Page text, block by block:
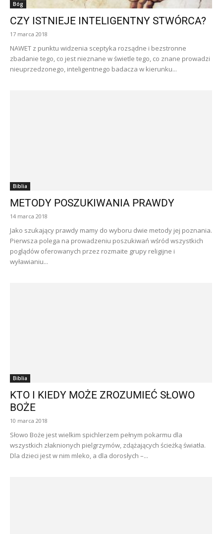
Bóg
CZY ISTNIEJE INTELIGENTNY STWÓRCA?
17 marca 2018
NAWET z punktu widzenia sceptyka rozsądne i bezstronne
zbadanie tego, co jest nieznane w świetle tego, co znane prowadzi
nieuprzedzonego, inteligentnego badacza w kierunku...
Biblia
METODY POSZUKIWANIA PRAWDY
14 marca 2018
Jako szukający prawdy mamy do wyboru dwie metody jej poznania.
Pierwsza polega na prowadzeniu poszukiwań wśród wszystkich
poglądów oferowanych przez rozmaite grupy religijne i
wyławianiu...
Biblia
KTO I KIEDY MOŻE ZROZUMIEĆ SŁOWO
BOŻE
10 marca 2018
Słowo Boże jest wielkim spichlerzem pełnym pokarmu dla
wszystkich złaknionych pielgrzymów, zdążających ścieżką światła.
Dla dzieci jest w nim mleko, a dla dorosłych –...